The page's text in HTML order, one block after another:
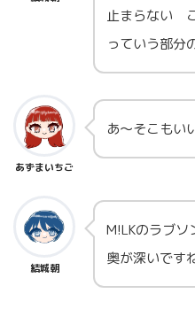
止まらない
っていう部分
あずまいちご
あ～そこもい
結城朝
M!LKのラブソ
奥が深いです